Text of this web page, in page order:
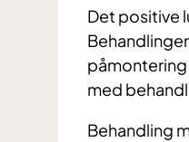
Det positive
med
Behandling